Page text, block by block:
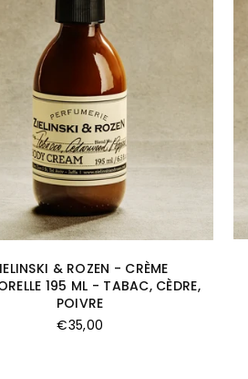
& ROZEN - CRÈME
195 ML - TABAC, CÈDRE,
POIVRE
Prix
€35,00